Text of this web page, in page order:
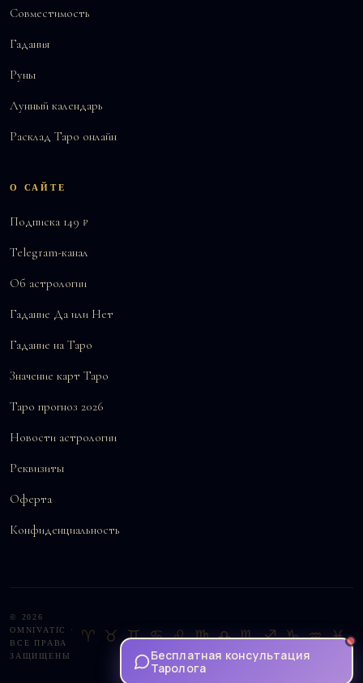
Совместимость
Гадания
Руны
Лунный календарь
Расклад Таро онлайн
О САЙТЕ
Подписка 149 ₽
Telegram-канал
Об астрологии
Гадание Да или Нет
Гадание на Таро
Значение карт Таро
Таро прогноз 2026
Новости астрологии
Реквизиты
Оферта
Конфиденциальность
© 2026
OMNIVATIC ·
ВСЕ ПРАВА
ЗАЩИЩЕНЫ
♈♉♊♋♌♍♎♏♐♑♒♓
Бесплатная консультация
Таролога